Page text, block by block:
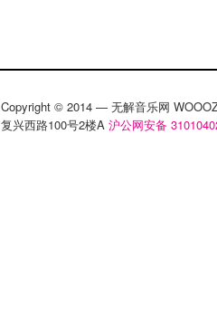
Copyright © 2014 — 无解音乐网
复兴西路100号2楼A 沪公网安备